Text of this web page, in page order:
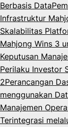
Berbasis Data
Infrastruktur
Skalabilitas
Mahjong Wins 3
Keputusan
Perilaku Investor
2Perancangan
menggunakan
Manajemen
Terintegrasi